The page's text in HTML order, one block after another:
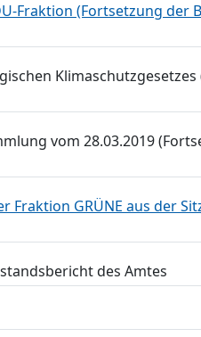
Fraktion (Fortsetzung der
vom 28.03.2019
GRÜNE aus der
des Amtes